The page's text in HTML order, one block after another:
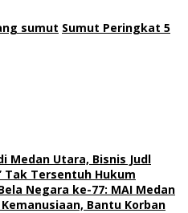
sumut Sumut Peringkat 5
Medan Utara, Bisnis Judl
Tak Tersentuh Hukum
Negara ke-77: MAI Medan
Bantu Korban